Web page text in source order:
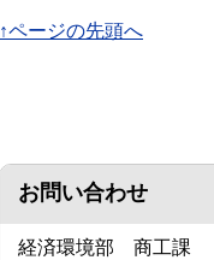
↑ページの先頭へ
お問い合わせ
経済環境部 商工課